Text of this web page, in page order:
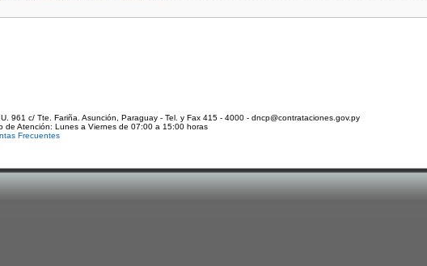
961 c/ Tte. Fariña. Asunción, Paraguay - Tel. y Fax 415 - 4000 - dncp@contrataciones.gov.py
de Atención: Lunes a Viernes de 07:00 a 15:00 horas
Frecuentes